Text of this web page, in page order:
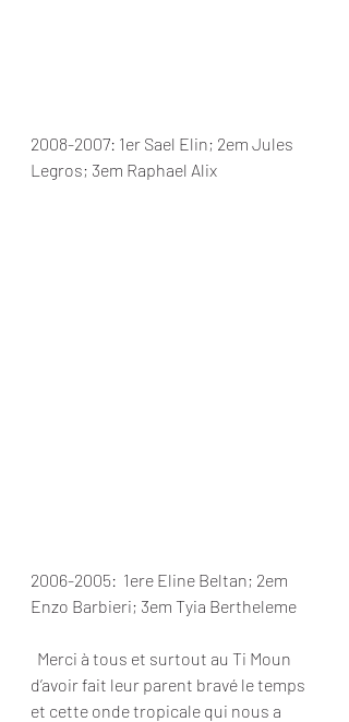
2008-2007: 1er Sael Elin; 2em Jules
Legros; 3em Raphael Alix
2006-2005:  1ere Eline Beltan; 2em
Enzo Barbieri; 3em Tyia Bertheleme
Merci à tous et surtout au Ti Moun
d’avoir fait leur parent bravé le temps
et cette onde tropicale qui nous a